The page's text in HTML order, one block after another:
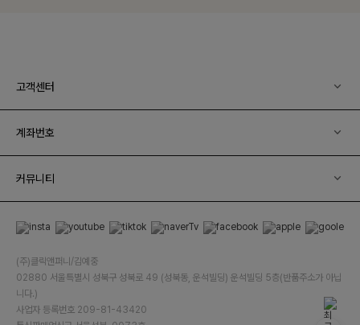
고객센터
계좌번호
커뮤니티
(주)클릭앤퍼니/김예중
02880 서울특별시 성북구 성북로 49 (성북동, 운석빌딩) 운석빌딩 5층(반품주소가 아닙
니다.)
사업자 등록번호 209-81-43420